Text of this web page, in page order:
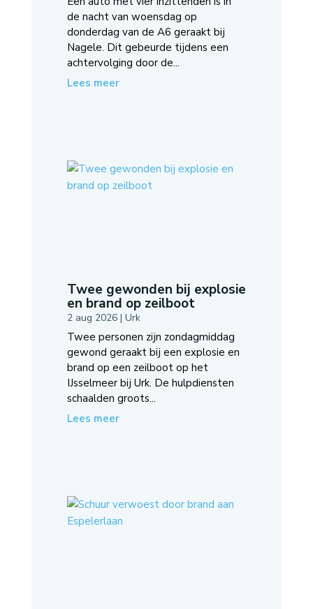
de nacht van woensdag op
donderdag van de A6 geraakt bij
Nagele. Dit gebeurde tijdens een
achtervolging door de...
Lees meer
Twee gewonden bij explosie
en brand op zeilboot
2 aug 2026| Urk
Twee personen zijn zondagmiddag
gewond geraakt bij een explosie en
brand op een zeilboot op het
IJsselmeer bij Urk. De hulpdiensten
schaalden groots...
Lees meer